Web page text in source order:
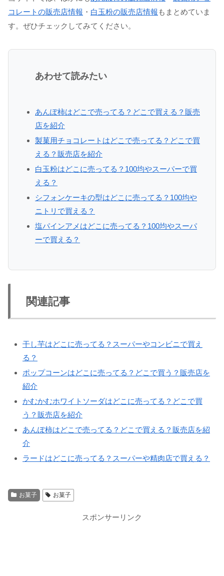
コレートの販売店情報 ・ 白玉粉の販売店情報 もまとめていま
す。ぜひチェックしてみてください。
あわせて読みたい
あんぽ柿はどこで売ってる？どこで買える？販売
店を紹介
製菓用チョコレートはどこで売ってる？どこで買
える？販売店を紹介
白玉粉はどこに売ってる？100均やスーパーで買
える？
シフォンケーキの型はどこに売ってる？100均や
ニトリで買える？
塩パインアメはどこに売ってる？100均やスーパ
ーで買える？
関連記事
干し芋はどこに売ってる？スーパーやコンビニで買え
る？
ポップコーンはどこに売ってる？どこで買う？販売店を
紹介
かむかむホワイトソーダはどこに売ってる？どこで買
う？販売店を紹介
あんぽ柿はどこで売ってる？どこで買える？販売店を紹
介
ラードはどこに売ってる？スーパーや精肉店で買える？
お菓子 お菓子
スポンサーリンク